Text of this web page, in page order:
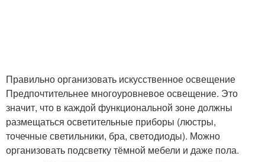
Правильно организовать искусственное освещение
Предпочтительнее многоуровневое освещение. Это
значит, что в каждой функциональной зоне должны
размещаться осветительные приборы (люстры,
точечные светильники, бра, светодиоды). Можно
организовать подсветку тёмной мебели и даже пола.